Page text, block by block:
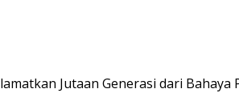
Jutaan Generasi dari Bahaya